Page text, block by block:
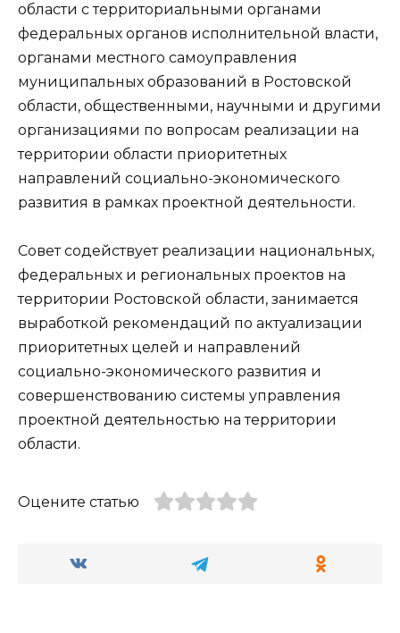
области с территориальными органами
федеральных органов исполнительной власти,
органами местного самоуправления
муниципальных образований в Ростовской
области, общественными, научными и другими
организациями по вопросам реализации на
территории области приоритетных
направлений социально-экономического
развития в рамках проектной деятельности.
Совет содействует реализации национальных,
федеральных и региональных проектов на
территории Ростовской области, занимается
выработкой рекомендаций по актуализации
приоритетных целей и направлений
социально-экономического развития и
совершенствованию системы управления
проектной деятельностью на территории
области.
Оцените статью